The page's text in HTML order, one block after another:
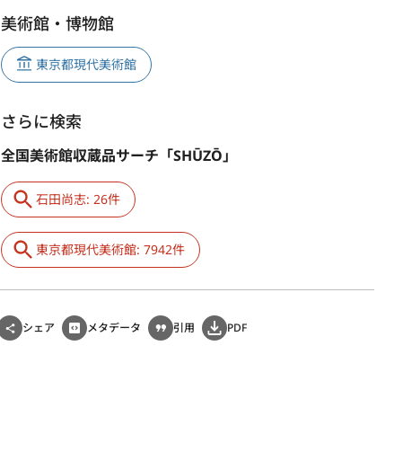
美術館・博物館
東京都現代美術館
さらに検索
全国美術館収蔵品サーチ「SHŪZŌ」
石田尚志: 26件
東京都現代美術館: 7942件
シェア メタデータ 引用 PDF